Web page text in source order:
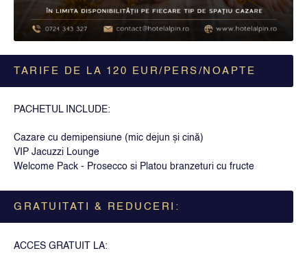
TARIFE DE LA 120 EUR/PERS/NOAPTE
PACHETUL INCLUDE:
Cazare cu demipensiune (mic dejun și cină)
VIP Jacuzzi Lounge
Welcome Pack - Prosecco si Platou branzeturi cu fructe
GRATUITATI & REDUCERI:
ACCES GRATUIT LA: